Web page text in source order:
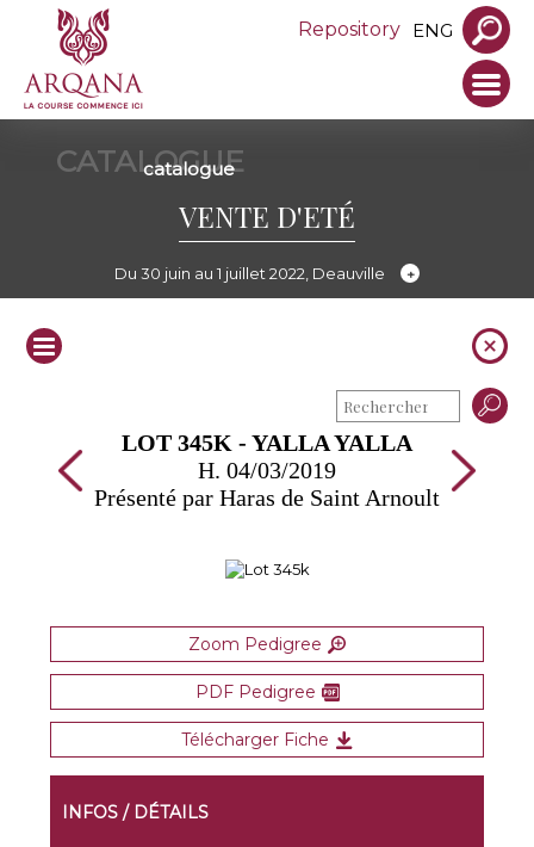
Repository ENG
CATALOGUE
catalogue
VENTE D'ETÉ
Du 30 juin au 1 juillet 2022, Deauville
LOT 345K - YALLA YALLA
H. 04/03/2019
Présenté par Haras de Saint Arnoult
Zoom Pedigree
PDF Pedigree
Télécharger Fiche
INFOS / DÉTAILS